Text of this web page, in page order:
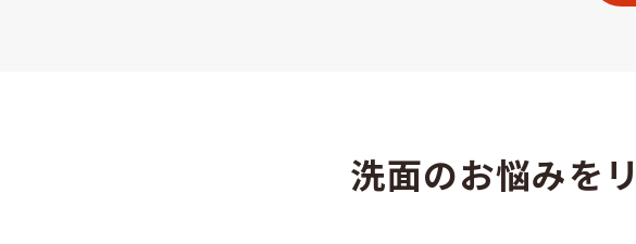
洗面のお悩みを